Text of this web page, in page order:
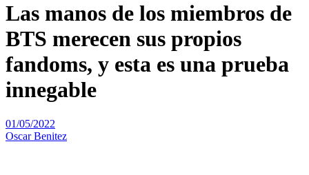
Las manos de los miembros de
BTS merecen sus propios
fandoms, y esta es una prueba
innegable
01/05/2022
Oscar Benitez